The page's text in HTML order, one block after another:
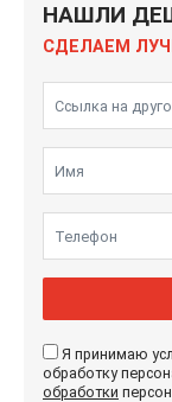
НАШЛИ
СДЕЛАЕМ
Я принимаю
обработку
обработки